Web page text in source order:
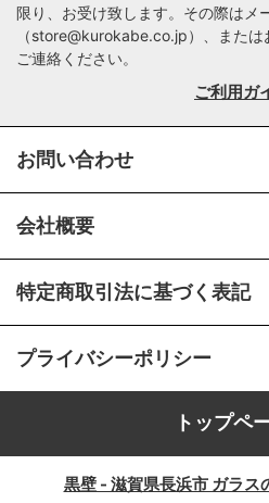
限り、お受け致します。その際はメ
（store@kurokabe.co.jp）、または
ご連絡ください。
ご利用ガ
お問い合わせ
会社概要
特定商取引法に基づく表記
プライバシーポリシー
トップペ
黒壁 - 滋賀県長浜市 ガラス